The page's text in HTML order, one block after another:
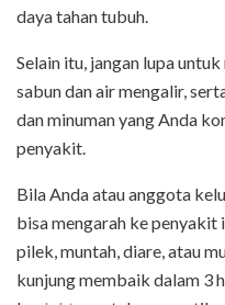
daya tahan tubuh.
Selain itu, jangan lupa
sabun dan air mengalir,
dan minuman yang Anda
penyakit.
Bila Anda atau anggota
bisa mengarah ke penyakit
pilek, muntah, diare, atau
kunjung membaik dalam 3